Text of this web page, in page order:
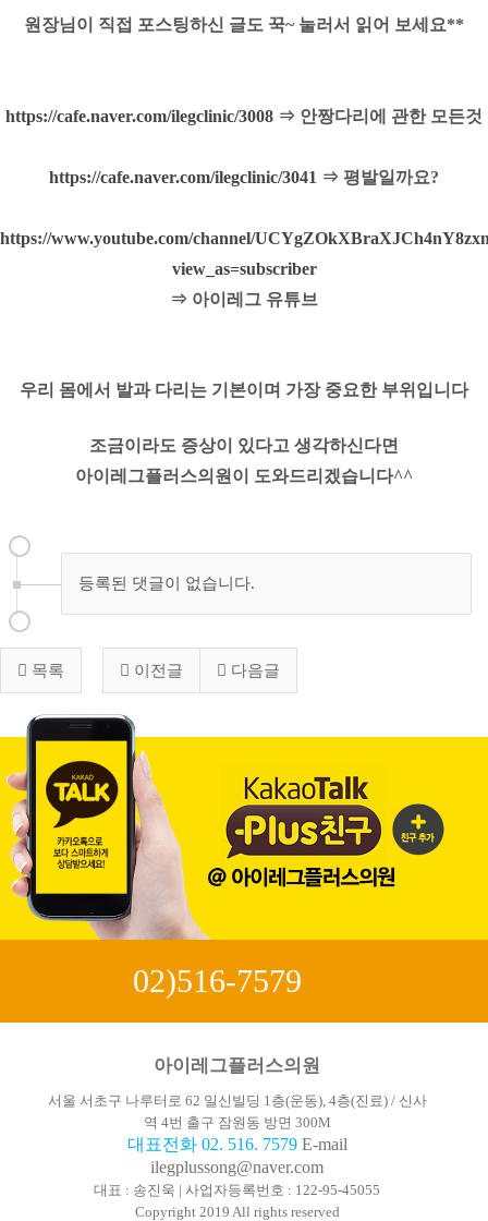
원장님이 직접 포스팅하신 글도 꾹~ 눌러서 읽어 보세요**
https://cafe.naver.com/ilegclinic/3008 ⇒ 안짱다리에 관한 모든것
https://cafe.naver.com/ilegclinic/3041 ⇒ 평발일까요?
https://www.youtube.com/channel/
view_as=subscriber
⇒ 아이레그 유튜브
우리 몸에서 발과 다리는 기본이며 가장 중요한 부위입니다
조금이라도 증상이 있다고 생각하신다면
아이레그플러스의원이 도와드리겠습니다^^
등록된 댓글이 없습니다.
목록 이전글 다음글
02)516-7579
아이레그플러스의원
서울 서초구 나루터로 62 일신빌딩 1층(운동), 4층(진료) / 신사
역 4번 출구 잠원동 방면 300M
대표전화 02. 516. 7579E-mail
ilegplussong@naver.com
대표 : 송진욱 | 사업자등록번호 : 122-95-45055
Copyright 2019 All rights reserved